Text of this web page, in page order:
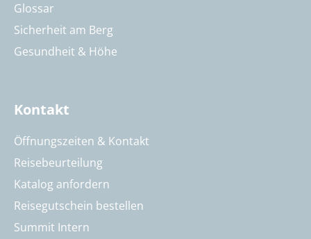
Glossar
Sicherheit am Berg
Gesundheit & Höhe
Kontakt
Öffnungszeiten & Kontakt
Reisebeurteilung
Katalog anfordern
Reisegutschein bestellen
Summit Intern